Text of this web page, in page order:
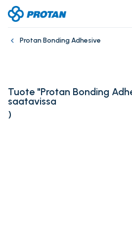
Protan Bonding Adhesive
Tuote "Protan Bonding
saatavissa
)